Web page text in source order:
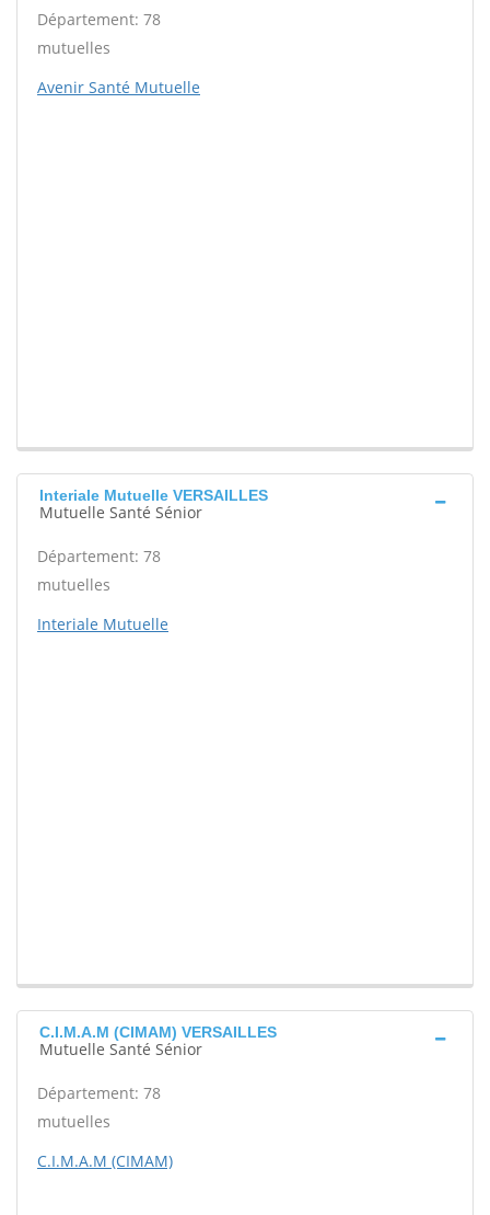
Département: 78
mutuelles
Avenir Santé Mutuelle
Interiale Mutuelle VERSAILLES
Mutuelle Santé Sénior
Département: 78
mutuelles
Interiale Mutuelle
C.I.M.A.M (CIMAM) VERSAILLES
Mutuelle Santé Sénior
Département: 78
mutuelles
C.I.M.A.M (CIMAM)